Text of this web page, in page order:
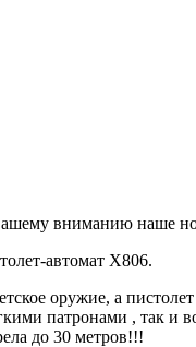
вниманию наше
автомат Х806.
оружие, а
патронами , так и
до 30 метров!!!